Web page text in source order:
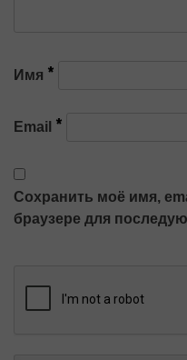
Имя *
Email *
Сохранить моё имя,
браузере для